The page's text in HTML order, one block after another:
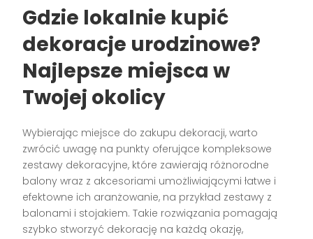
Gdzie lokalnie kupić
dekoracje urodzinowe?
Najlepsze miejsca w
Twojej okolicy
Wybierając miejsce do zakupu dekoracji, warto
zwrócić uwagę na punkty oferujące kompleksowe
zestawy dekoracyjne, które zawierają różnorodne
balony wraz z akcesoriami umożliwiającymi łatwe i
efektowne ich aranżowanie, na przykład zestawy z
balonami i stojakiem. Takie rozwiązania pomagają
szybko stworzyć dekorację na każdą okazję,